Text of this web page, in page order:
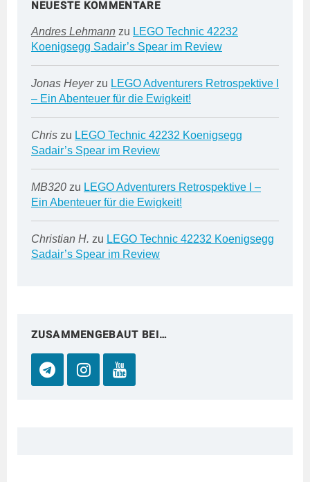
NEUESTE KOMMENTARE
Andres Lehmann zu LEGO Technic 42232
Koenigsegg Sadair’s Spear im Review
Jonas Heyerzu LEGO Adventurers Retrospektive I
– Ein Abenteuer für die Ewigkeit!
Chris zu LEGO Technic 42232 Koenigsegg
Sadair’s Spear im Review
MB320 zu LEGO Adventurers Retrospektive I –
Ein Abenteuer für die Ewigkeit!
Christian H. zu LEGO Technic 42232 Koenigsegg
Sadair’s Spear im Review
ZUSAMMENGEBAUT BEI…